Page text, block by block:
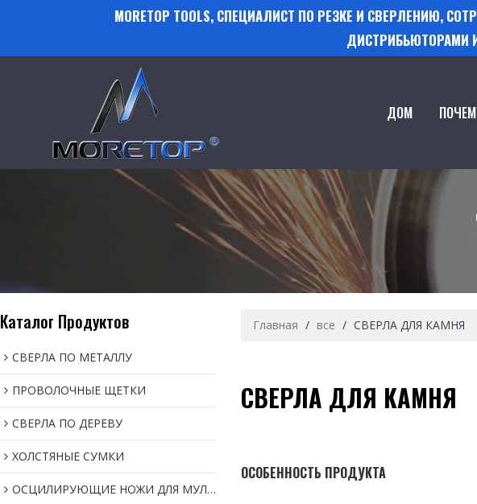
MORETOP TOOLS, СПЕЦИАЛИСТ ПО РЕЗКЕ И СВЕРЛЕНИЮ,
ДИСТРИБЬЮТОРАМИ
ДОМ
Каталог Продуктов
СВЕРЛА ПО МЕТАЛЛУ
ПРОВОЛОЧНЫЕ ЩЕТКИ
СВЕРЛА ПО ДЕРЕВУ
ХОЛСТЯНЫЕ СУМКИ
ОСЦИЛИРУЮЩИЕ НОЖИ ДЛЯ МУЛЬТИИНСТРУМЕНТОВ
Главная / все / СВЕРЛА ДЛЯ КАМНЯ
СВЕРЛА ДЛЯ КАМНЯ
ОСОБЕННОСТЬ ПРОДУКТА